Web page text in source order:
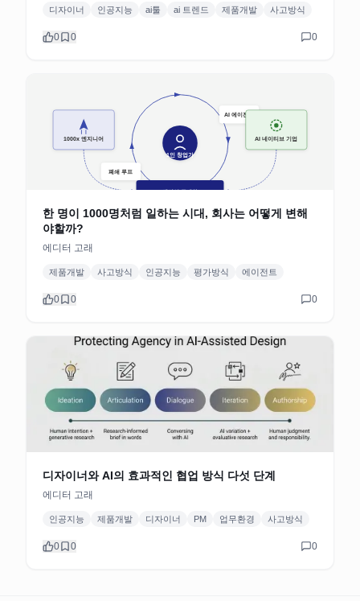
디자이너 인공지능 ai툴 ai 트렌드 제품개발 사고방식
0 0 0
한 명이 1000명처럼 일하는 시대, 회사는 어떻게 변해
야할까?
에디터 고래
제품개발 사고방식 인공지능 평가방식 에이전트
0 0 0
디자이너와 AI의 효과적인 협업 방식 다섯 단계
에디터 고래
인공지능 제품개발 디자이너 PM 업무환경 사고방식
0 0 0